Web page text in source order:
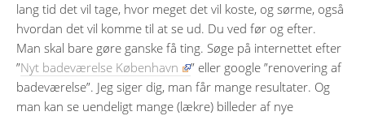
lang tid det vil tage, hvor meget det vil koste, og sørme, også
hvordan det vil komme til at se ud. Du ved før og efter.
Man skal bare gøre ganske få ting. Søge på internettet efter
”Nyt badeværelse København
” eller google ”renovering af
badeværelse”. Jeg siger dig, man får mange resultater. Og
man kan se uendeligt mange (lækre) billeder af nye